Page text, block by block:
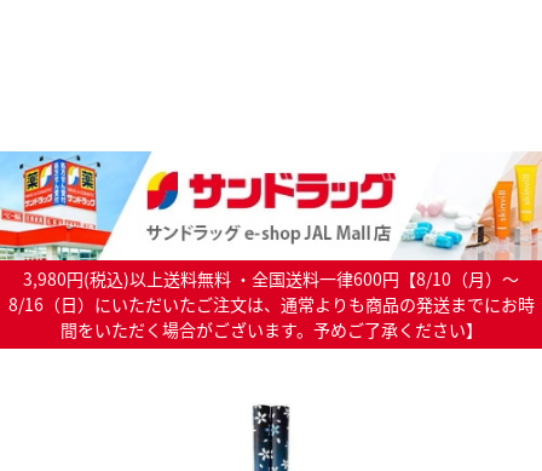
3,980円(税込)以上送料無料 ・全国送料一律600円【8/10（月）～
8/16（日）にいただいたご注文は、通常よりも商品の発送までにお時
間をいただく場合がございます。予めご了承ください】